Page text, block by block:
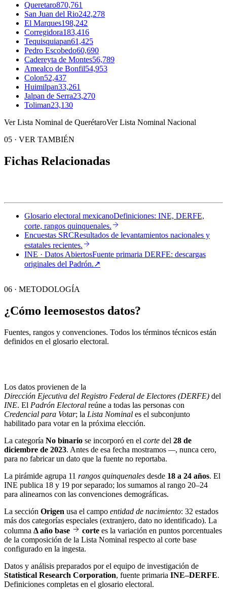
Queretaro870,761
San Juan del Rio242,278
El Marques198,242
Corregidora183,416
Tequisquiapan61,425
Pedro Escobedo60,690
Cadereyta de Montes56,789
Amealco de Bonfil54,953
Colon52,437
Huimilpan33,261
Jalpan de Serra23,270
Toliman23,130
Ver Lista Nominal de QuerétaroVer Lista Nominal Nacional
05 · VER TAMBIÉN
Fichas Relacionadas
Glosario electoral mexicanoDefiniciones: INE, DERFE,
corte, rangos quinquenales.
Encuestas SRCResultados de levantamientos nacionales y
estatales recientes.
INE · Datos AbiertosFuente primaria DERFE: descargas
originales del Padrón.↗︎
06 · METODOLOGÍA
¿Cómo leemosestos datos?
Fuentes, rangos y convenciones. Todos los términos técnicos están
definidos en el glosario electoral.
Los datos provienen de la
Dirección Ejecutiva del Registro Federal de Electores (DERFE) del
INE. El Padrón Electoral reúne a todas las personas con
Credencial para Votar; la Lista Nominal es el subconjunto
habilitado para votar en la próxima elección.
La categoría No binario se incorporó en el corte del 28 de
diciembre de 2023. Antes de esa fecha mostramos —, nunca cero,
para no fabricar un dato que la fuente no reportaba.
La pirámide agrupa 11 rangos quinquenales desde 18 a 24 años. El
INE publica 18 y 19 por separado; los sumamos al rango 20–24
para alinearnos con las convenciones demográficas.
La sección Origen usa el campo entidad de nacimiento: 32 estados
más dos categorías especiales (extranjero, dato no identificado). La
columna Δ año base corte es la variación en puntos porcentuales
de la composición de la Lista Nominal respecto al corte base
configurado en la ingesta.
Datos y análisis preparados por el equipo de investigación de
Statistical Research Corporation, fuente primaria INE–DERFE.
Definiciones completas en el glosario electoral.